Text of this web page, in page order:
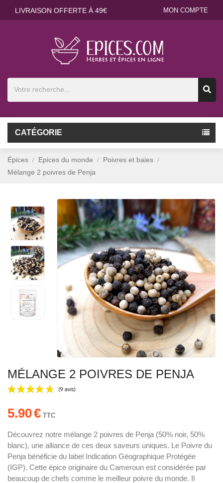
LIVRAISON OFFERTE À 49€ MON COMPTE
CATÉGORIE
Épices Epices du monde
Poivres et baies
Mélange 2 poivres de Penja
MÉLANGE 2 POIVRES DE PENJA
(9 avis)
5.90€ TTC
Découvrez notre mélange 2 poivres de Penja (50% noir, 50%
blanc), une alliance de ces deux saveurs uniques. Le Poivre du
Penja bénéficie du label Indication Géographique Protégée
(IGP). Cette épice originaire du Cameroun est considérée par
beaucoup de chefs comme le meilleur poivre du monde. Il